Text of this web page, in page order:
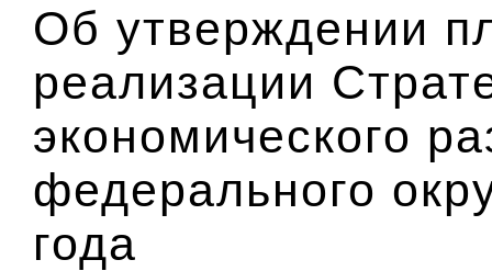
Об утверждении
реализации
экономического
федерального
года